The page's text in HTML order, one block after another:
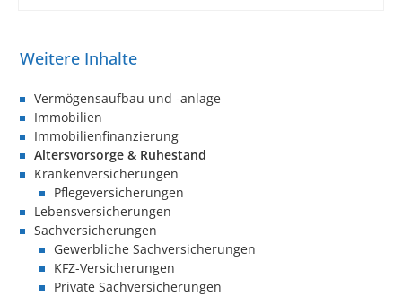
Vermögensaufbau und -anlage
Immobilien
Immobilienfinanzierung
Altersvorsorge & Ruhestand
Krankenversicherungen
Pflegeversicherungen
Lebensversicherungen
Sachversicherungen
Gewerbliche Sachversicherungen
KFZ-Versicherungen
Private Sachversicherungen